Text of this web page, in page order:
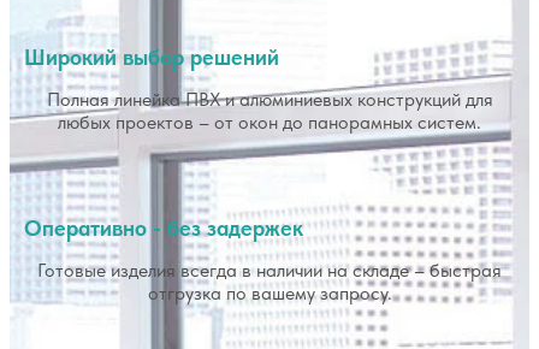
Широкий выбор решений
Полная линейка ПВХ и алюминиевых конструкций для
любых проектов – от окон до панорамных систем.
Оперативно - без задержек
Готовые изделия всегда в наличии на складе – быстрая
отгрузка по вашему запросу.